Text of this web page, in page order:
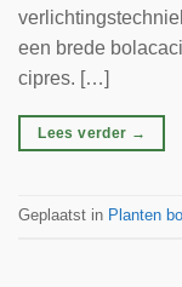
een brede
cipres. […]
Lees verder →
Geplaatst in Planten